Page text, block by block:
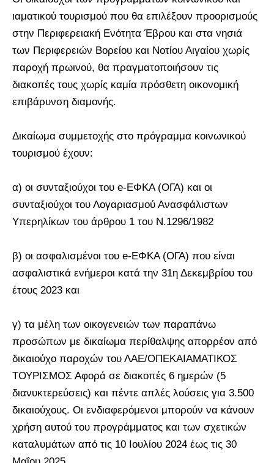
ιαματικού τουρισμού που θα επιλέξουν προορισμούς
στην Περιφερειακή Ενότητα Έβρου και στα νησιά
των Περιφερειών Βορείου και Νοτίου Αιγαίου χωρίς
παροχή πρωινού, θα πραγματοποιήσουν τις
διακοπές τους χωρίς καμία πρόσθετη οικονομική
επιβάρυνση διαμονής.
Δικαίωμα συμμετοχής στο πρόγραμμα κοινωνικού
τουρισμού έχουν:
α) οι συνταξιούχοι του e-ΕΦΚΑ (ΟΓΑ) και οι
συνταξιούχοι του Λογαριασμού Ανασφάλιστων
Υπερηλίκων του άρθρου 1 του Ν.1296/1982
β) οι ασφαλισμένοι του e-ΕΦΚΑ (ΟΓΑ) που είναι
ασφαλιστικά ενήμεροι κατά την 31η Δεκεμβρίου του
έτους 2023 και
γ) τα μέλη των οικογενειών των παραπάνω
προσώπων με δικαίωμα περίθαλψης απορρέον από
δικαιούχο παροχών του ΛΑΕ/ΟΠΕΚΑΙΑΜΑΤΙΚΟΣ
ΤΟΥΡΙΣΜΟΣ Αφορά σε διακοπές 6 ημερών (5
διανυκτερεύσεις) και πέντε απλές λούσεις για 3.500
δικαιούχους. Οι ενδιαφερόμενοι μπορούν να κάνουν
χρήση αυτού του προγράμματος και των σχετικών
καταλυμάτων από τις 10 Ιουλίου 2024 έως τις 30